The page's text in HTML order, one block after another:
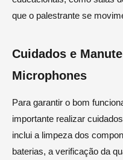
que o palestrante se
Cuidados e
Microphones
Para garantir o bom
importante realizar
inclui a limpeza dos
baterias, a verificação da